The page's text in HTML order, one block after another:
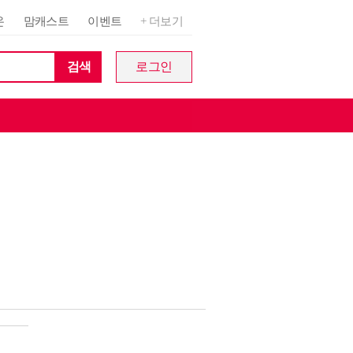
맘캐스트 이벤트 + 더보기
검색 로그인